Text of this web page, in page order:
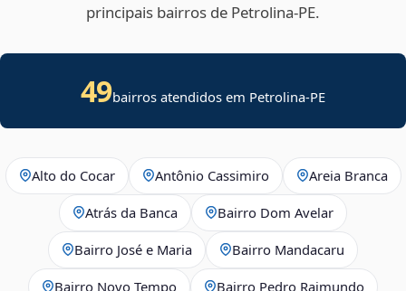
principais bairros de Petrolina‑PE.
49bairros atendidos em Petrolina-PE
Alto do Cocar Antônio Cassimiro Areia Branca
Atrás da Banca Bairro Dom Avelar
Bairro José e Maria Bairro Mandacaru
Bairro Novo Tempo Bairro Pedro Raimundo